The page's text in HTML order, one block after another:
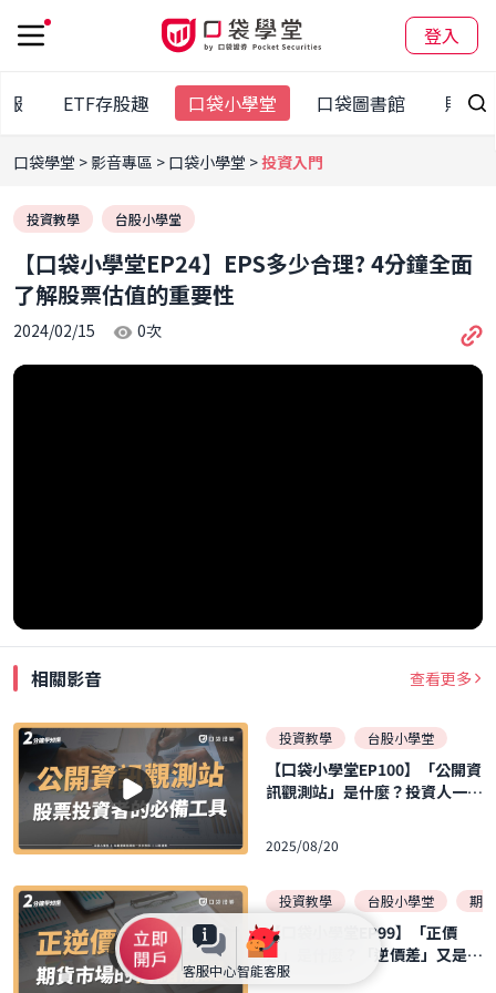
登入
客服中心智能客服
報 ETF存股趣 口袋小學堂 口袋圖書館 財經
口袋學堂 影音專區 口袋小學堂 投資入門
投資教學 台股小學堂
【口袋小學堂EP24】EPS多少合理? 4分鐘全面
了解股票估值的重要性
2024/02/15 0次
相關影音 查看更多
投資教學 台股小學堂
【口袋小學堂EP100】「公開資
訊觀測站」是什麼？投資人一定
2025/08/20
投資教學 台股小學堂 期貨
【口袋小學堂EP99】「正價
差」是什麼？「逆價差」又是什
麼？